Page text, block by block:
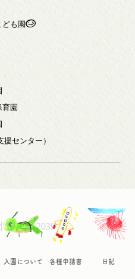
入園について 各種申請書 日記
町芦北2039
ども園
育園
援センター）